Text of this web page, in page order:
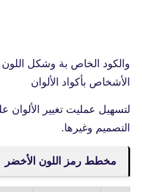
والكود الخاص بة وشكل اللون
الأشخاص بأكواد الألوان
لتسهيل عمليت تغيير الألوان
التصميم وغيرها.
مخطط رمز اللون الأخضر